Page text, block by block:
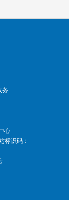
务
心
标识码：